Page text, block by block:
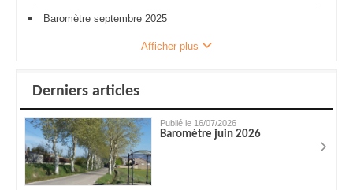
Baromètre septembre 2025
Afficher plus
Derniers articles
Publié le 16/07/2026
Baromètre juin 2026